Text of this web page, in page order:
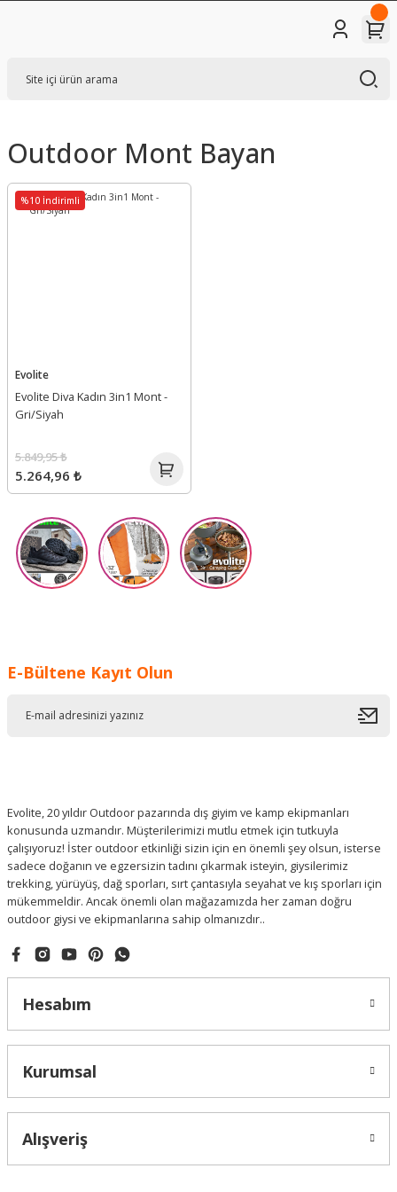
Outdoor Mont Bayan
%10 İndirimli
Evolite
Evolite Diva Kadın 3in1 Mont -
Gri/Siyah
5.264,96 ₺
5.849,95 ₺
E-Bültene Kayıt Olun
Evolite, 20 yıldır Outdoor pazarında dış giyim ve kamp ekipmanları
konusunda uzmandır. Müşterilerimizi mutlu etmek için tutkuyla
çalışıyoruz! İster outdoor etkinliği sizin için en önemli şey olsun, isterse
sadece doğanın ve egzersizin tadını çıkarmak isteyin, giysilerimiz
trekking, yürüyüş, dağ sporları, sırt çantasıyla seyahat ve kış sporları için
mükemmeldir. Ancak önemli olan mağazamızda her zaman doğru
outdoor giysi ve ekipmanlarına sahip olmanızdır..
Hesabım
Kurumsal
Alışveriş